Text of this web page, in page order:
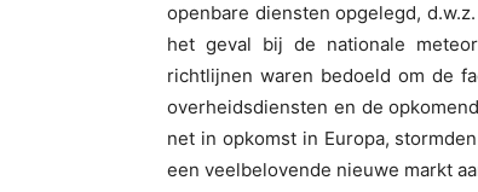
openbare diensten opgelegd,
het geval bij de nationale
richtlijnen waren bedoeld om de
overheidsdiensten en de
net in opkomst in Europa,
een veelbelovende nieuwe markt